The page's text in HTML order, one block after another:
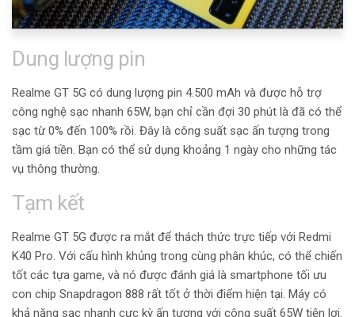
Dung lượng pin
Realme GT 5G có dung lượng pin 4.500 mAh và được hỗ trợ
công nghệ sạc nhanh 65W, bạn chỉ cần đợi 30 phút là đã có thể
sạc từ 0% đến 100% rồi. Đây là công suất sạc ấn tượng trong
tầm giá tiền. Bạn có thể sử dụng khoảng 1 ngày cho những tác
vụ thông thường.
Tạm kết
Realme GT 5G được ra mắt để thách thức trực tiếp với Redmi
K40 Pro. Với cấu hình khủng trong cùng phân khúc, có thể chiến
tốt các tựa game, và nó được đánh giá là smartphone tối ưu
con chip Snapdragon 888 rất tốt ở thời điểm hiện tại. Máy có
khả năng sạc nhanh cực kỳ ấn tượng với công suất 65W tiện lợi.